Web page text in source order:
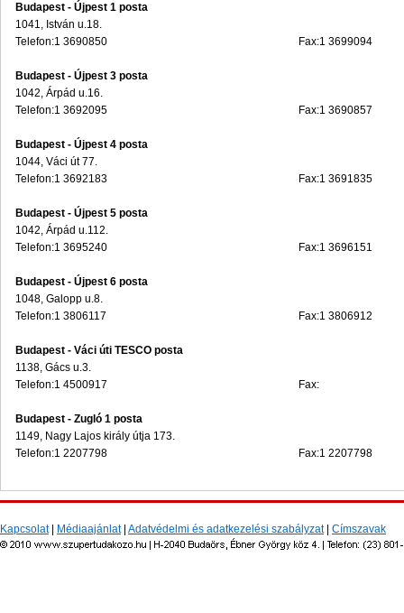
Budapest - Újpest 1 posta
1041, István u.18.
Telefon:1 3690850
Fax:1 3699094
Budapest - Újpest 3 posta
1042, Árpád u.16.
Telefon:1 3692095
Fax:1 3690857
Budapest - Újpest 4 posta
1044, Váci út 77.
Telefon:1 3692183
Fax:1 3691835
Budapest - Újpest 5 posta
1042, Árpád u.112.
Telefon:1 3695240
Fax:1 3696151
Budapest - Újpest 6 posta
1048, Galopp u.8.
Telefon:1 3806117
Fax:1 3806912
Budapest - Váci úti TESCO posta
1138, Gács u.3.
Telefon:1 4500917
Fax:
Budapest - Zugló 1 posta
1149, Nagy Lajos király útja 173.
Telefon:1 2207798
Fax:1 2207798
Kapcsolat| Médiaajánlat| Adatvédelmi és adatkezelési szabályzat| Címszavak